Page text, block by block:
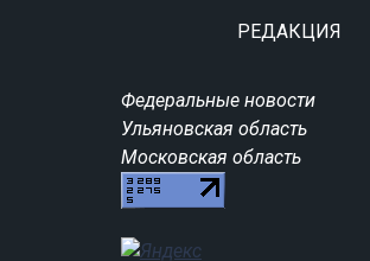
РЕДАКЦИЯ
Федеральные новости
Ульяновская область
Московская область